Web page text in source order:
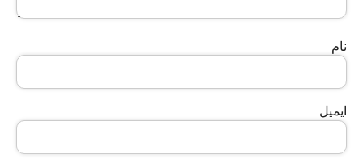
نام
ایمیل